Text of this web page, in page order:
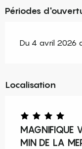
Périodes
Du 4 avril 2026
Localisation
MAGNIFIQUE
MIN DE LA